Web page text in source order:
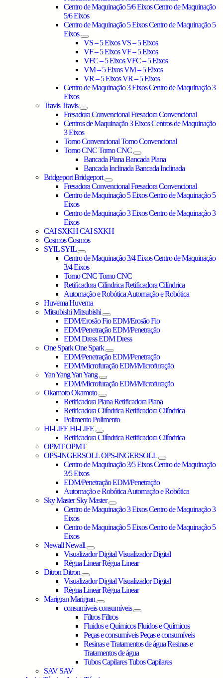
Centro de Maquinação 5/6 EixosCentro de Maquinação
5/6 Eixos
Centro de Maquinação 5 EixosCentro de Maquinação 5
Eixos
VS – 5 EixosVS – 5 Eixos
VF – 5 EixosVF – 5 Eixos
VFC – 5 EixosVFC – 5 Eixos
VM – 5 EixosVM – 5 Eixos
VR – 5 EixosVR – 5 Eixos
Centro de Maquinação 3 EixosCentro de Maquinação 3
Eixos
TravisTravis
Fresadora ConvencionalFresadora Convencional
Centros de Maquinação 3 EixosCentros de Maquinação
3 Eixos
Torno ConvencionalTorno Convencional
Torno CNCTorno CNC
Bancada PlanaBancada Plana
Bancada InclinadaBancada Inclinada
BridgeportBridgeport
Fresadora ConvencionalFresadora Convencional
Centro de Maquinação 5 EixosCentro de Maquinação 5
Eixos
Centro de Maquinação 3 EixosCentro de Maquinação 3
Eixos
CAI SXKHCAI SXKH
CosmosCosmos
SYIL SYIL
Centro de Maquinação 3/4 EixosCentro de Maquinação
3/4 Eixos
Torno CNCTorno CNC
Retificadora CilíndricaRetificadora Cilíndrica
Automação e RobóticaAutomação e Robótica
HuvemaHuvema
MitsubishiMitsubishi
EDM/Erosão FioEDM/Erosão Fio
EDM/PenetraçãoEDM/Penetração
EDM DressEDM Dress
One SparkOne Spark
EDM/PenetraçãoEDM/Penetração
EDM/MicrofuraçãoEDM/Microfuração
Yan YangYan Yang
EDM/MicrofuraçãoEDM/Microfuração
OkamotoOkamoto
Retificadora PlanaRetificadora Plana
Retificadora CilíndricaRetificadora Cilíndrica
PolimentoPolimento
HI-LIFEHI-LIFE
Retificadora CilíndricaRetificadora Cilíndrica
OPMTOPMT
OPS-INGERSOLL OPS-INGERSOLL
Centro de Maquinação 3/5 EixosCentro de Maquinação
3/5 Eixos
EDM/PenetraçãoEDM/Penetração
Automação e RobóticaAutomação e Robótica
Sky Master Sky Master
Centro de Maquinação 3 EixosCentro de Maquinação 3
Eixos
Centro de Maquinação 5 EixosCentro de Maquinação 5
Eixos
NewallNewall
Visualizador DigitalVisualizador Digital
Régua LinearRégua Linear
DitronDitron
Visualizador DigitalVisualizador Digital
Régua LinearRégua Linear
MarigranMarigran
consumíveisconsumíveis
FiltrosFiltros
Fluidos e QuímicosFluidos e Químicos
Peças e consumíveisPeças e consumíveis
Resinas e Tratamentos de águaResinas e
Tratamentos de água
Tubos CapilaresTubos Capilares
SAV SAV